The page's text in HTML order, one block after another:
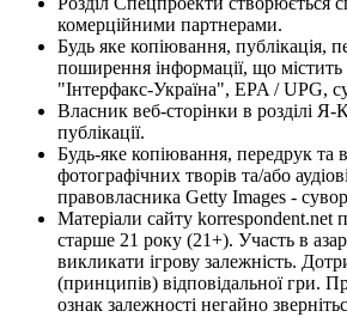
комерційними партнерами.
Будь яке копіювання, публікація,
поширення інформації, що
"Інтерфакс-Україна", EPA / UPG,
Власник веб-сторінки в розділі Я-
публікації.
Будь-яке копіювання, передрук та
фотографічних творів та/або
правовласника Getty Images -
Матеріали сайту korrespondent.net
старше 21 року (21+). Участь в
викликати ігрову залежність.
(принципів) відповідальної гри.
ознак залежності негайно